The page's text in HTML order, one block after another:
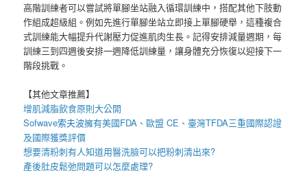
高階訓練者可以嘗試將單腳坐站融入循環訓練中，搭配其他下肢動
作組成超級組。例如先進行單腳坐站立即接上單腳硬舉，這種複合
式訓練能大幅提升代謝壓力促進肌肉生長。記得安排減量週期，每
訓練三到四週後安排一週降低訓練量，讓身體充分恢復以迎接下一
階段挑戰。
【其他文章推薦】
增肌減脂飲食原則大公開
Sofwave索夫波擁有美國FDA、歐盟 CE、臺灣TFDA三重國際認證
及國際獲獎評價
想要清粉刺有人知道用醫洗臉可以把粉刺清出來?
產後肚皮鬆弛問題可以怎麼處理?